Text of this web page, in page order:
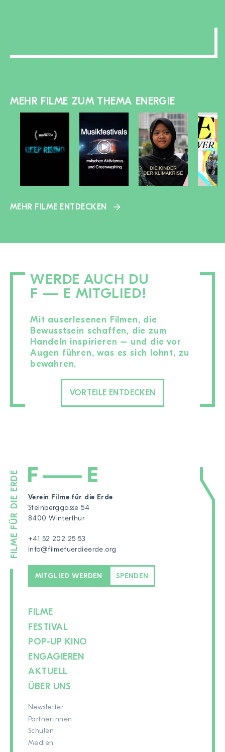
MEHR FILME ZUM THEMA ENERGIE
MEHR FILME ENTDECKEN
WERDE AUCH DU
F — E MITGLIED!
Mit auserlesenen Filmen, die
Bewusstsein schaffen, die zum
Handeln inspirieren – und die vor
Augen führen, was es sich lohnt, zu
bewahren.
VORTEILE ENTDECKEN
Verein Filme für die Erde
Steinberggasse 54
8400 Winterthur
+41 52 202 25 53
info@filmefuerdieerde.org
MITGLIED WERDEN SPENDEN
FILME
FESTIVAL
POP-UP KINO
ENGAGIEREN
AKTUELL
ÜBER UNS
Newsletter
Partner:innen
Schulen
Medien